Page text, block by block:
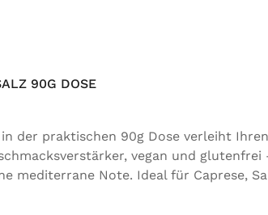
90G DOSE
der praktischen 90g Dose verleiht
vegan und
mediterrane Note. Ideal für Caprese,
Genuss in bester Qualität.